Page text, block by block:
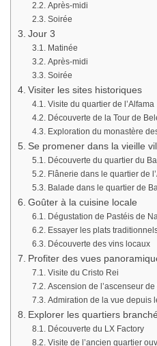
Après-midi
Soirée
Jour 3
Matinée
Après-midi
Soirée
Visiter les sites historiques
Visite du quartier de l’Alfama
Découverte de la Tour de
Exploration du monastère
Se promener dans la vieille
Découverte du quartier du
Flânerie dans le quartier de
Balade dans le quartier de
Goûter à la cuisine locale
Dégustation de Pastéis de
Essayer les plats
Découverte des vins locaux
Profiter des vues
Visite du Cristo Rei
Ascension de l’ascenseur
Admiration de la vue depuis
Explorer les quartiers
Découverte du LX Factory
Visite de l’ancien quartier